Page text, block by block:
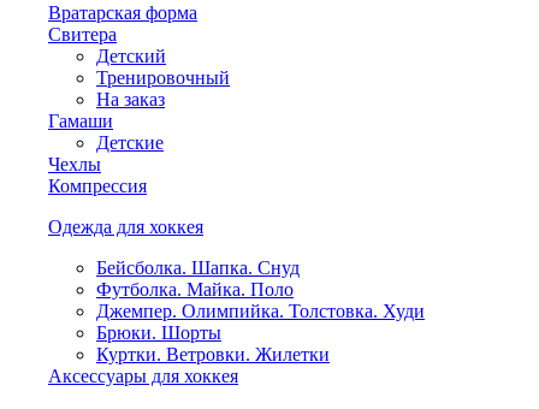
Вратарская форма
Свитера
Детский
Тренировочный
На заказ
Гамаши
Детские
Чехлы
Компрессия
Одежда для хоккея
Бейсболка. Шапка. Снуд
Футболка. Майка. Поло
Джемпер. Олимпийка. Толстовка. Худи
Брюки. Шорты
Куртки. Ветровки. Жилетки
Аксессуары для хоккея